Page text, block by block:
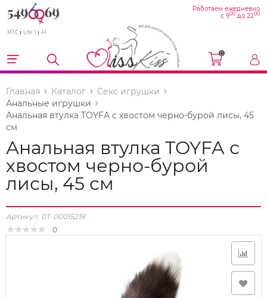
МТС Life :) A1
Работаем ежедневно
с 900 до 2200
0
Главная Каталог
Секс игрушки
Анальные игрушки
Анальная втулка TOYFA с хвостом черно-бурой лисы, 45
см
Анальная втулка TOYFA с
хвостом черно-бурой
лисы, 45 см
Артикул: 0T-00015218
0